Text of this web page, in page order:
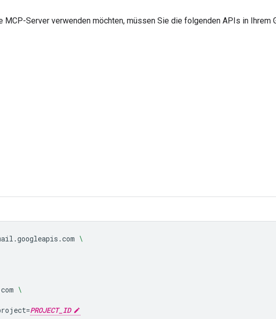
MCP-Server verwenden möchten, müssen Sie die folgenden APIs in Ihrem
\
\
=PROJECT_ID